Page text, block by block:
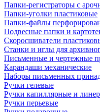
Папки-регистраторы с
Папки-уголки пластиковые
Папки-файлы
Подвесные папки и
Скоросшиватели
Станки и иглы для
Письменные и чертежные
Карандаши механические
Наборы письменных
Ручки гелевые
Ручки капиллярные и
Ручки перьевые